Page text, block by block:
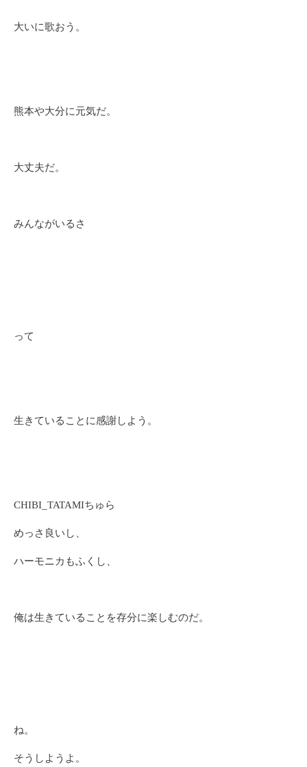
大いに歌おう。
熊本や大分に元気だ。
大丈夫だ。
みんながいるさ
って
生きていることに感謝しよう。
CHIBI_TATAMIちゅら
めっさ良いし、
ハーモニカもふくし、
俺は生きていることを存分に楽しむのだ。
ね。
そうしようよ。